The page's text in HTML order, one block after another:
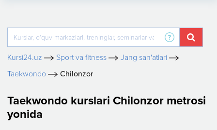
Kursi24.uz Sport va fitness
Jang san'atlari
Taekwondo
Chilonzor
Taekwondo kurslari Chilonzor metrosi
yonida